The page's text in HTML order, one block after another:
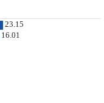
23.15
16.01